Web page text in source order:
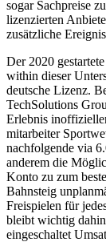
sogar Sachpreise
lizenzierten
zusätzliche
Der 2020
within dieser
deutsche Lizenz.
TechSolutions
Erlebnis
mitarbeiter
nachfolgende via
anderem die
Konto zu zum
Bahnsteig
Freispielen für
bleibt wichtig
eingeschaltet